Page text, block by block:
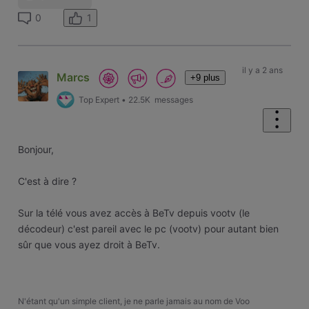
0 1
Marcs +9 plus
Top Expert • 22.5K messages
il y a 2 ans
Bonjour,
C'est à dire ?
Sur la télé vous avez accès à BeTv depuis vootv (le
décodeur) c'est pareil avec le pc (vootv) pour autant bien
sûr que vous ayez droit à BeTv.
N'étant qu'un simple client, je ne parle jamais au nom de Voo